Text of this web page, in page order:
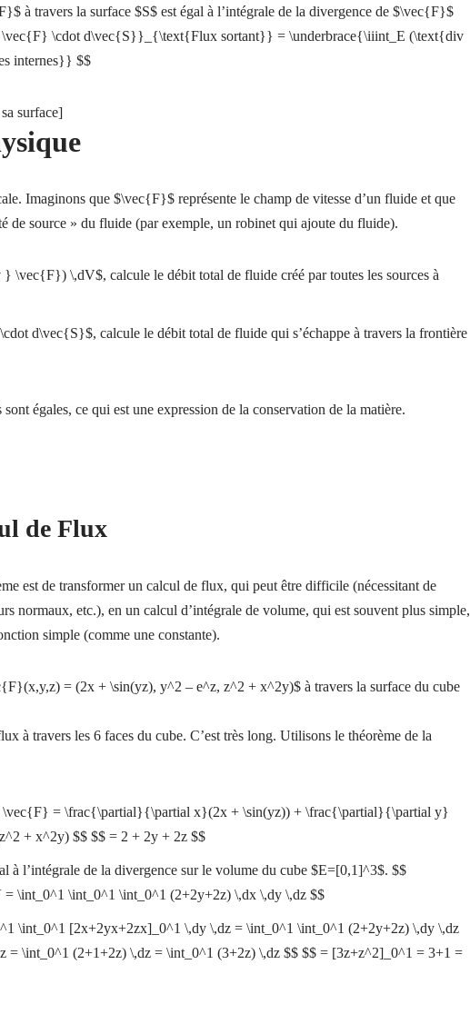
à travers la surface $S$ est égal à l’intégrale de la divergence de $\vec{F}$
\vec{F} \cdot d\vec{S}}_{\text{Flux sortant}} = \underbrace{\iiint_E (\text{div
internes}} $$
surface]
Imaginons que $\vec{F}$ représente le champ de vitesse d’un fluide et que
source » du fluide (par exemple, un robinet qui ajoute du fluide).
\vec{F}) \,dV$, calcule le débit total de fluide créé par toutes les sources à
d\vec{S}$, calcule le débit total de fluide qui s’échappe à travers la frontière
égales, ce qui est une expression de la conservation de la matière.
de Flux
est de transformer un calcul de flux, qui peut être difficile (nécessitant de
normaux, etc.), en un calcul d’intégrale de volume, qui est souvent plus simple,
simple (comme une constante).
= (2x + \sin(yz), y^2 – e^z, z^2 + x^2y)$ à travers la surface du cube
à travers les 6 faces du cube. C’est très long. Utilisons le théorème de la
= \frac{\partial}{\partial x}(2x + \sin(yz)) + \frac{\partial}{\partial y}
+ x^2y) $$ $$ = 2 + 2y + 2z $$
à l’intégrale de la divergence sur le volume du cube $E=[0,1]^3$. $$
\int_0^1 \int_0^1 \int_0^1 (2+2y+2z) \,dx \,dy \,dz $$
\int_0^1 [2x+2yx+2zx]_0^1 \,dy \,dz = \int_0^1 \int_0^1 (2+2y+2z) \,dy \,dz
= \int_0^1 (2+1+2z) \,dz = \int_0^1 (3+2z) \,dz $$ $$ = [3z+z^2]_0^1 = 3+1 =